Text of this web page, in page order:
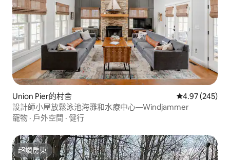
Union Pier的村舍 從 245 則評價
4.97 (245)
設計師小屋放鬆泳池海灘和水療中心—Windjammer
寵物 · 戶外空間 · 健行
超讚房東
超讚房東